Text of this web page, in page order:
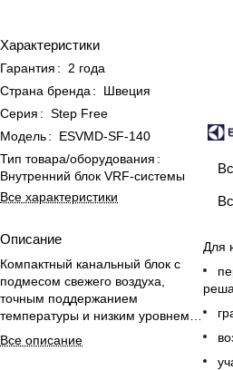
Характеристики
Гарантия :
2 года
Страна бренда :
Швеция
Серия : Step Free
Модель:
ESVMD-SF-140
Тип товара/оборудования :
Внутренний блок VRF-системы
Все характеристики
Описание
Компактный канальный блок с
подмесом свежего воздуха,
точным поддержанием
температуры и низким уровнем
шума для VRF-систем.
Все описание
Для